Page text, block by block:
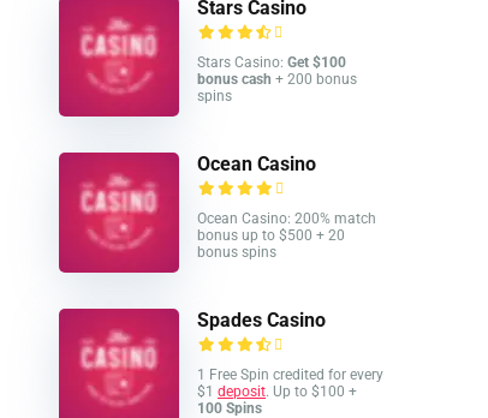
Stars Casino
Stars Casino: Get $100
bonus cash + 200 bonus
spins
Ocean Casino
Ocean Casino: 200% match
bonus up to $500 + 20
bonus spins
Spades Casino
1 Free Spin credited for every
$1 deposit. Up to $100 +
100 Spins